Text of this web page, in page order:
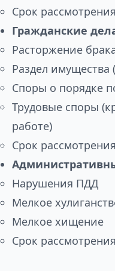
Срок
Гражданские
Расторжение
Раздел имущества
Споры о порядке
Трудовые споры
работе)
Срок
Нарушения ПДД
Мелкое
Мелкое хищение
Срок